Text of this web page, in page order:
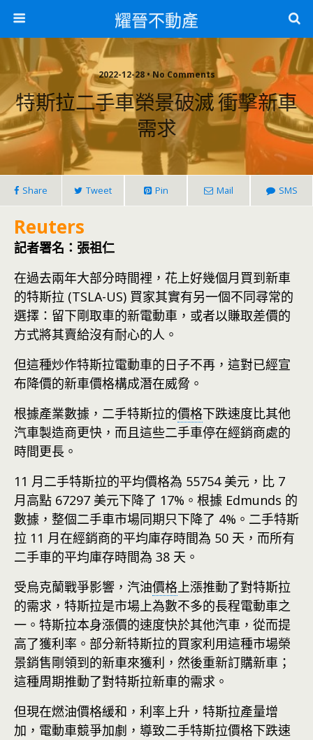
耀晉不動產
2022-12-28 • No Comments
特斯拉二手車榮景破滅 衝擊新車
需求
Share Tweet Pin Mail SMS
Reuters
記者署名：張祖仁
在過去兩年大部分時間裡，花上好幾個月買到新車
的特斯拉 (TSLA-US) 買家其實有另一個不同尋常的
選擇：留下剛取車的新電動車，或者以賺取差價的
方式將其賣給沒有耐心的人。
但這種炒作特斯拉電動車的日子不再，這對已經宣
布降價的新車價格構成潛在威脅。
根據產業數據，二手特斯拉的價格下跌速度比其他
汽車製造商更快，而且這些二手車停在經銷商處的
時間更長。
11 月二手特斯拉的平均價格為 55754 美元，比 7
月高點 67297 美元下降了 17%。根據 Edmunds 的
數據，整個二手車市場同期只下降了 4%。二手特斯
拉 11 月在經銷商的平均庫存時間為 50 天，而所有
二手車的平均庫存時間為 38 天。
受烏克蘭戰爭影響，汽油價格上漲推動了對特斯拉
的需求，特斯拉是市場上為數不多的長程電動車之
一。特斯拉本身漲價的速度快於其他汽車，從而提
高了獲利率。部分新特斯拉的買家利用這種市場榮
景銷售剛領到的新車來獲利，然後重新訂購新車；
這種周期推動了對特斯拉新車的需求。
但現在燃油價格緩和，利率上升，特斯拉產量增
加，電動車競爭加劇，導致二手特斯拉價格下跌速